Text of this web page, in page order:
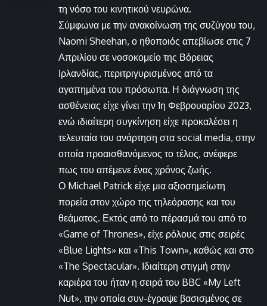
τη νόσο του κινητικού νευρώνα.
Σύμφωνα με την ανακοίνωση της συζύγου του,
Naomi Sheehan, ο ηθοποιός απεβίωσε στις 7
Απριλίου σε νοσοκομείο της Βόρειας
Ιρλανδίας, περιτριγυρισμένος από τα
αγαπημένα του πρόσωπα. Η διάγνωση της
ασθένειας είχε γίνει την 1η Φεβρουαρίου 2023,
ενώ ιδιαίτερη συγκίνηση είχε προκαλέσει η
τελευταία του ανάρτηση στα social media, στην
οποία προαισθανόμενος το τέλος, ανέφερε
πως του απέμενε ένας χρόνος ζωής.
Ο Michael Patrick είχε μια αξιοσημείωτη
πορεία στον χώρο της τηλεόρασης και του
θεάματος. Εκτός από το πέρασμά του από το
«Game of Thrones», είχε ρόλους στις σειρές
«Blue Lights» και «This Town», καθώς και στο
«The Spectacular». Ιδιαίτερη στιγμή στην
καριέρα του ήταν η σειρά του BBC «My Left
Nut», την οποία συν-έγραψε βασισμένος σε